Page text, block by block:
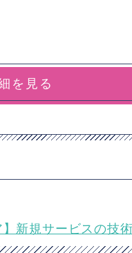
を見る
】新規サービスの技